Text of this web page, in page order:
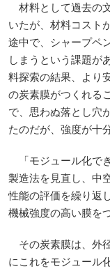
材料として過去の
いたが、材料コスト
途中で、シャープペ
しまうという課題が
料探索の結果、より
の炭素膜がつくれる
で、思わぬ落とし穴
たのだが、強度が十
「モジュール化で
製造法を見直し、中
性能の評価を繰り返
機械強度の高い膜を
その炭素膜は、外
にこれをモジュール